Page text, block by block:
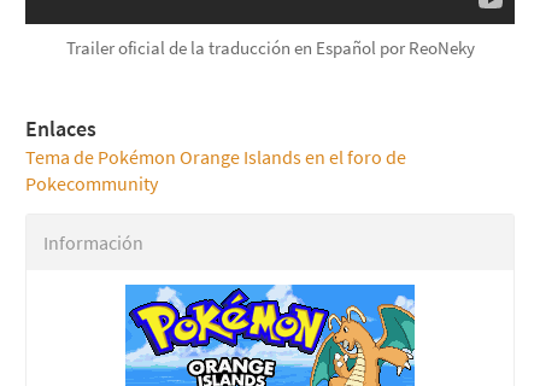
Trailer oficial de la traducción en Español por ReoNeky
Enlaces
Tema de Pokémon Orange Islands en el foro de
Pokecommunity
Información